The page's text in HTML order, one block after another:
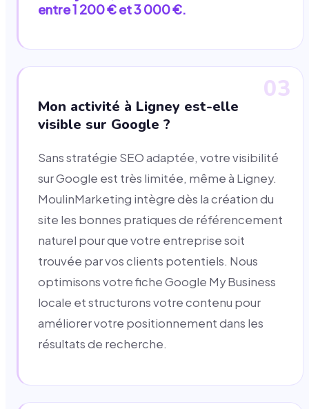
entre 1 200 € et 3 000 €.
03
Mon activité à Ligney est-elle
visible sur Google ?
Sans stratégie SEO adaptée, votre visibilité
sur Google est très limitée, même à Ligney.
MoulinMarketing intègre dès la création du
site les bonnes pratiques de référencement
naturel pour que votre entreprise soit
trouvée par vos clients potentiels. Nous
optimisons votre fiche Google My Business
locale et structurons votre contenu pour
améliorer votre positionnement dans les
résultats de recherche.